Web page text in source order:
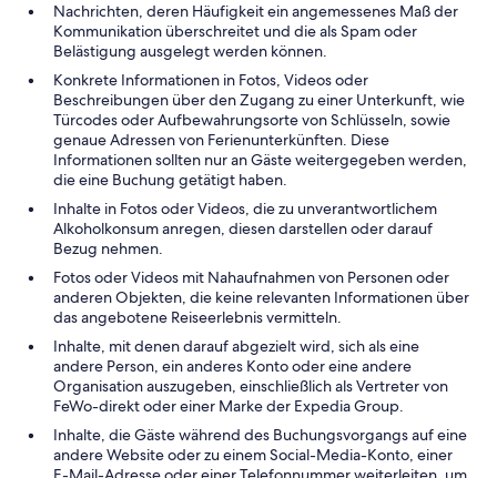
Nachrichten, deren Häufigkeit ein angemessenes Maß der
Kommunikation überschreitet und die als Spam oder
Belästigung ausgelegt werden können.
Konkrete Informationen in Fotos, Videos oder
Beschreibungen über den Zugang zu einer Unterkunft, wie
Türcodes oder Aufbewahrungsorte von Schlüsseln, sowie
genaue Adressen von Ferienunterkünften. Diese
Informationen sollten nur an Gäste weitergegeben werden,
die eine Buchung getätigt haben.
Inhalte in Fotos oder Videos, die zu unverantwortlichem
Alkoholkonsum anregen, diesen darstellen oder darauf
Bezug nehmen.
Fotos oder Videos mit Nahaufnahmen von Personen oder
anderen Objekten, die keine relevanten Informationen über
das angebotene Reiseerlebnis vermitteln.
Inhalte, mit denen darauf abgezielt wird, sich als eine
andere Person, ein anderes Konto oder eine andere
Organisation auszugeben, einschließlich als Vertreter von
FeWo-direkt oder einer Marke der Expedia Group.
Inhalte, die Gäste während des Buchungsvorgangs auf eine
andere Website oder zu einem Social-Media-Konto, einer